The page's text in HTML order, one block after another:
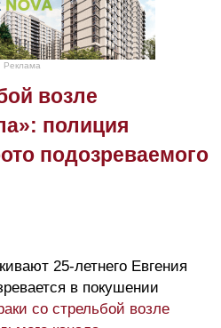
Реклама
возле
полиция
подозреваемого
25-летнего Евгения
в покушении
со стрельбой возле